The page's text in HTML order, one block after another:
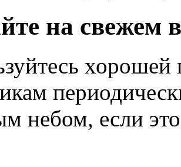
на свежем
небом, если